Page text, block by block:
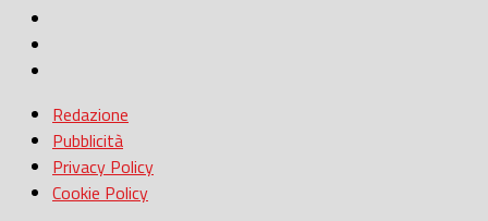
Redazione
Pubblicità
Privacy Policy
Cookie Policy